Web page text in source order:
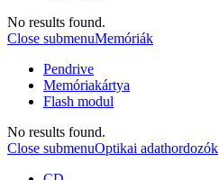
No results found.
Close submenuMemóriák
Pendrive
Memóriakártya
Flash modul
No results found.
Close submenuOptikai adathordozók